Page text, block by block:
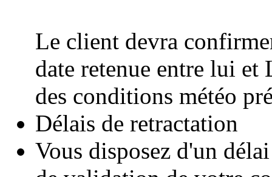
Le client devra
date retenue entre lui
des conditions météo
Délais de retractation
Vous disposez d'un